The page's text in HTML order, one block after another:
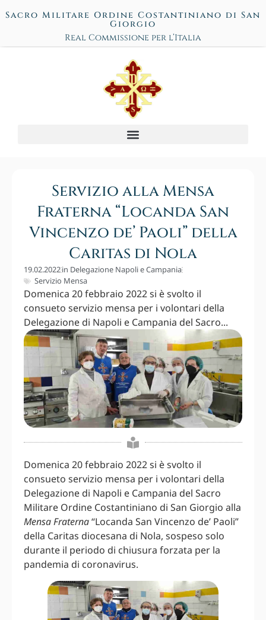
Sacro Militare Ordine Costantiniano di San
Giorgio
Real Commissione per l’Italia
Servizio alla Mensa
Fraterna “Locanda San
Vincenzo de’ Paoli” della
Caritas di Nola
19.02.2022in Delegazione Napoli e Campania
Servizio Mensa
Domenica 20 febbraio 2022 si è svolto il
consueto servizio mensa per i volontari della
Delegazione di Napoli e Campania del Sacro...
Domenica 20 febbraio 2022 si è svolto il
consueto servizio mensa per i volontari della
Delegazione di Napoli e Campania del Sacro
Militare Ordine Costantiniano di San Giorgio alla
Mensa Fraterna“Locanda San Vincenzo de’ Paoli”
della Caritas diocesana di Nola, sospeso solo
durante il periodo di chiusura forzata per la
pandemia di coronavirus.